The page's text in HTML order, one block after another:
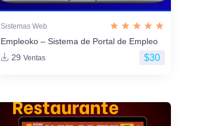
Sistemas Web
Empleoko – Sistema de Portal de Empleo
29 Ventas $30